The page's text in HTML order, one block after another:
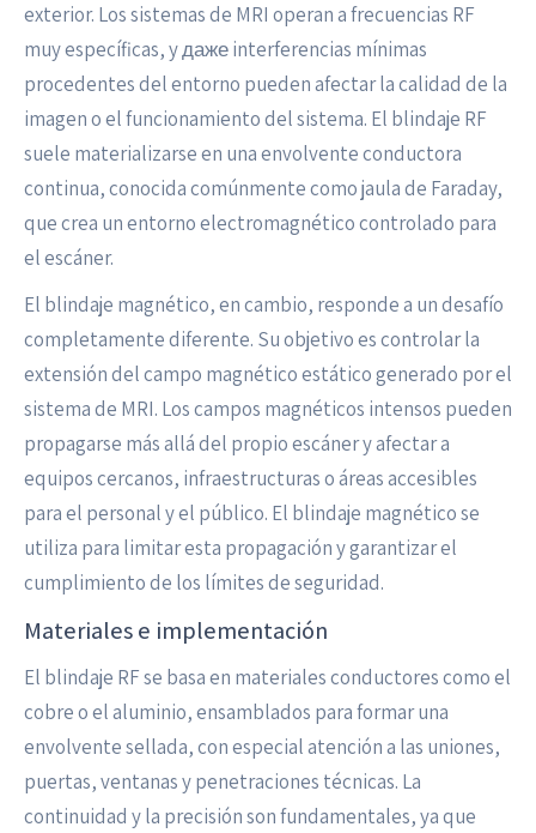
exterior. Los sistemas de MRI operan a frecuencias RF
muy específicas, y даже interferencias mínimas
procedentes del entorno pueden afectar la calidad de la
imagen o el funcionamiento del sistema. El blindaje RF
suele materializarse en una envolvente conductora
continua, conocida comúnmente como jaula de Faraday,
que crea un entorno electromagnético controlado para
el escáner.
El blindaje magnético, en cambio, responde a un desafío
completamente diferente. Su objetivo es controlar la
extensión del campo magnético estático generado por el
sistema de MRI. Los campos magnéticos intensos pueden
propagarse más allá del propio escáner y afectar a
equipos cercanos, infraestructuras o áreas accesibles
para el personal y el público. El blindaje magnético se
utiliza para limitar esta propagación y garantizar el
cumplimiento de los límites de seguridad.
Materiales e implementación
El blindaje RF se basa en materiales conductores como el
cobre o el aluminio, ensamblados para formar una
envolvente sellada, con especial atención a las uniones,
puertas, ventanas y penetraciones técnicas. La
continuidad y la precisión son fundamentales, ya que